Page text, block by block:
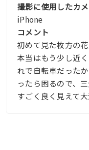
撮影に使用したカ
iPhone
コメント
初めて見た枚方の花
本当はもう少し近
れで自転車だった
ったら困るので、
すごく良く見えて大